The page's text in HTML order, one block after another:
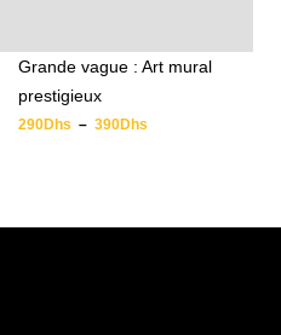
Grande vague : Art mural
prestigieux
290Dhs – 390Dhs